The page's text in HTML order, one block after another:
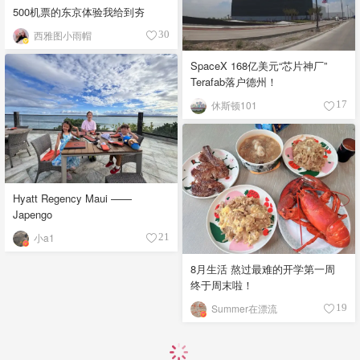
500机票的东京体验我给到夯
西雅图小雨帽 30
SpaceX 168亿美元“芯片神厂”
Terafab落户德州！
休斯顿101 17
Hyatt Regency Maui ——
Japengo
小a1 21
8月生活 熬过最难的开学第一周
终于周末啦！
Summer在漂流 19